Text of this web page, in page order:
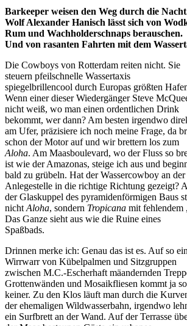
Barkeeper weisen den Weg durch die
Wolf Alexander Hanisch lässt sich von
Rum und Wachholderschnaps berauschen.
Und von rasanten Fahrten mit dem
Die Cowboys von Rotterdam reiten nicht. Sie
steuern pfeilschnelle Wassertaxis
spiegelbrillencool durch Europas größten
Wenn einer dieser Wiedergänger Steve
nicht weiß, wo man einen ordentlichen Drink
bekommt, wer dann? Am besten irgendwo
am Ufer, präzisiere ich noch meine Frage, da
schon der Motor auf und wir brettern los zum
Aloha. Am Maasboulevard, wo der Fluss so
ist wie der Amazonas, steige ich aus und
bald zu grübeln. Hat der Wassercowboy an der
Anlegestelle in die richtige Richtung gezeigt?
der Glaskuppel des pyramidenförmigen Baus
nicht Aloha, sondern Tropicana mit fehlendem
Das Ganze sieht aus wie die Ruine eines
Spaßbads.
Drinnen merke ich: Genau das ist es. Auf so ein
Wirrwarr von Kübelpalmen und Sitzgruppen
zwischen M.C.-Escherhaft mäandernden
Grottenwänden und Mosaikfliesen kommt ja
keiner. Zu den Klos läuft man durch die
der ehemaligen Wildwasserbahn, irgendwo
ein Surfbrett an der Wand. Auf der Terrasse